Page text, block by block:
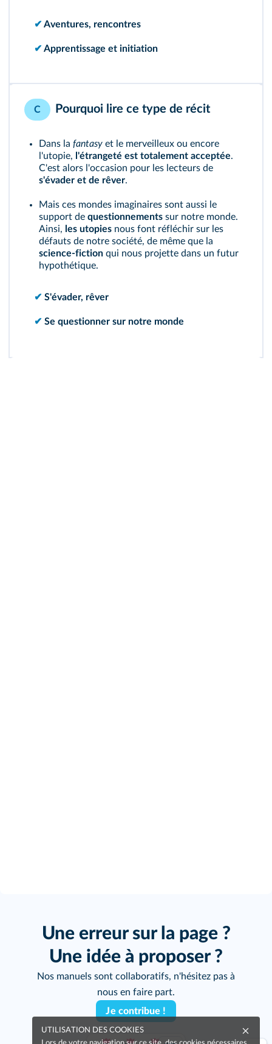
✔ Aventures, rencontres
✔ Apprentissage et initiation
C Pourquoi lire ce type de récit
Dans la fantasy et le merveilleux ou encore
l'utopie, l'étrangeté est totalement acceptée.
C'est alors l'occasion pour les lecteurs de
s'évader et de rêver.
Mais ces mondes imaginaires sont aussi le
support de questionnements sur notre monde.
Ainsi, les utopies nous font réfléchir sur les
défauts de notre société, de même que la
science-fiction qui nous projette dans un futur
hypothétique.
✔ S'évader, rêver
✔ Se questionner sur notre monde
Une erreur sur la page ?
Une idée à proposer ?
Nos manuels sont collaboratifs, n'hésitez pas à
nous en faire part.
Je contribue !
UTILISATION DES COOKIES